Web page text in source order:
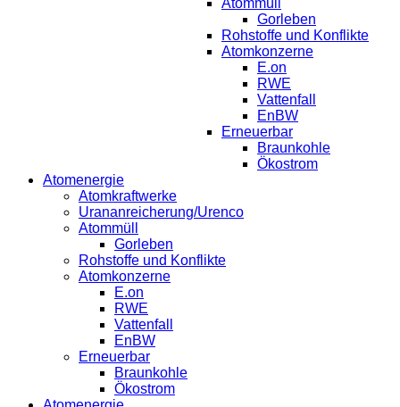
Atommüll
Gorleben
Rohstoffe und Konflikte
Atomkonzerne
E.on
RWE
Vattenfall
EnBW
Erneuerbar
Braunkohle
Ökostrom
Atomenergie
Atomkraftwerke
Urananreicherung/Urenco
Atommüll
Gorleben
Rohstoffe und Konflikte
Atomkonzerne
E.on
RWE
Vattenfall
EnBW
Erneuerbar
Braunkohle
Ökostrom